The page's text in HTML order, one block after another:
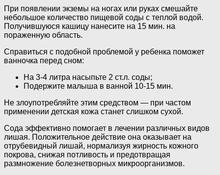
При появлении экземы на ногах или руках смешайте
небольшое количество пищевой соды с теплой водой.
Получившуюся кашицу нанесите на 15 мин. на
пораженную область.
Справиться с подобной проблемой у ребенка поможет
ванночка перед сном:
На 3-4 литра насыпьте 2 ст.л. соды;
Подержите малыша в ванной 10-15 мин.
Не злоупотребляйте этим средством — при частом
применении детская кожа станет слишком сухой.
Сода эффективно помогает в лечении различных видов
лишая. Положительное действие она оказывает на
отрубевидный лишай, нормализуя жирность кожного
покрова, снижая потливость и предотвращая
размножение болезнетворных микроорганизмов.